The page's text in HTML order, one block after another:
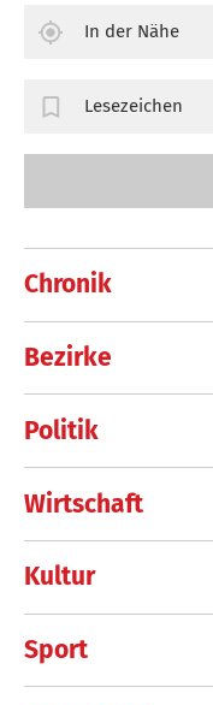
Chronik
Bezirke
Politik
Wirtschaft
Kultur
Sport
In der Nähe
Lesezeichen